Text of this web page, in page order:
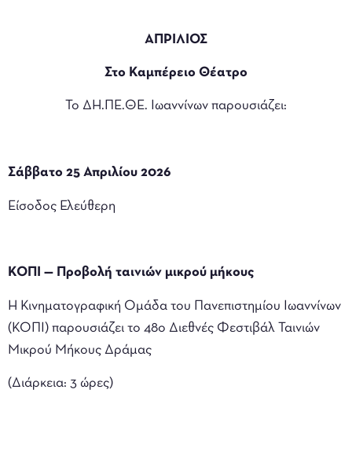
ΑΠΡΙΛΙΟΣ
Στο Καμπέρειο Θέατρο
Το ΔΗ.ΠΕ.ΘΕ. Ιωαννίνων παρουσιάζει:
Σάββατο 25 Απριλίου 2026
Είσοδος Ελεύθερη
ΚΟΠΙ — Προβολή ταινιών μικρού μήκους
Η Κινηματογραφική Ομάδα του Πανεπιστημίου Ιωαννίνων
(ΚΟΠΙ) παρουσιάζει το 48ο Διεθνές Φεστιβάλ Ταινιών
Μικρού Μήκους Δράμας
(Διάρκεια: 3 ώρες)